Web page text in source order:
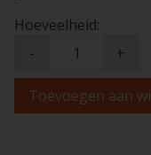
Hoeveelheid:
-
+
Toevoegen aan